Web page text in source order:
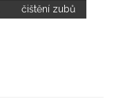
čištění zubů